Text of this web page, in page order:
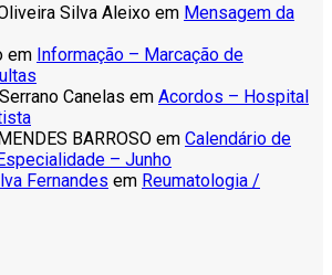
Silva Aleixo em Mensagem da
em Informação – Marcação de
Canelas em Acordos – Hospital
BARROSO em Calendário de
– Junho
Fernandes em Reumatologia /